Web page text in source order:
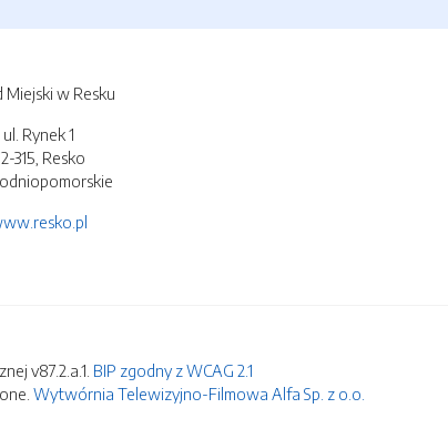
Miejski w Resku
ul. Rynek 1
315, Resko
v87.2.a.1. BIP zgodny z WCAG 2.1
Wytwórnia Telewizyjno-Filmowa Alfa Sp. z o.o.